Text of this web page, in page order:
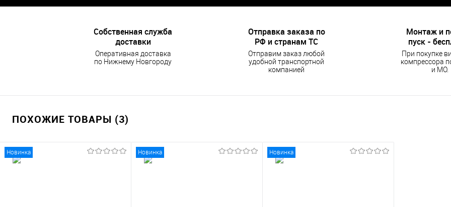
Собственная служба
доставки
Оперативная доставка
по Нижнему Новгороду
Отправка заказа по
РФ и странам ТС
Отправим заказ любой
удобной транспортной
компанией
Монтаж и
пуск -
При покупке
компрессора
и МО.
ПОХОЖИЕ ТОВАРЫ (3)
Новинка Новинка Новинка